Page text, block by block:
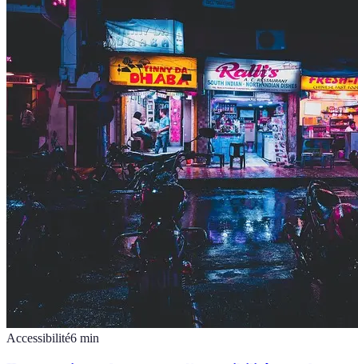
Accessibilité6 min